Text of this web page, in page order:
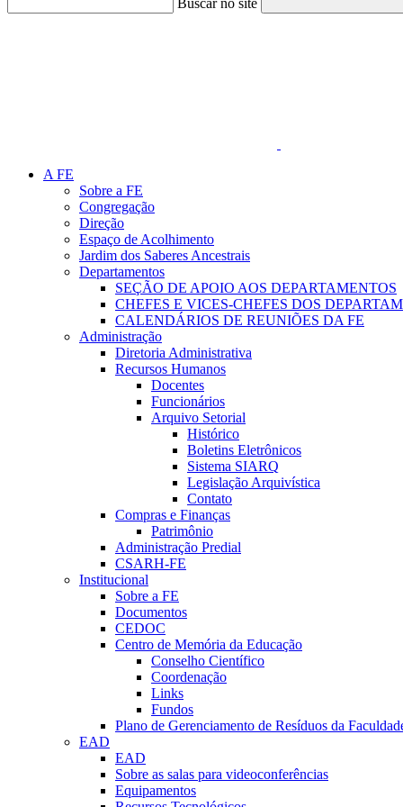
Buscar no site
A FE
Sobre a FE
Congregação
Direção
Espaço de Acolhimento
Jardim dos Saberes Ancestrais
Departamentos
SEÇÃO DE APOIO AOS DEPARTAMENTOS
CHEFES E VICES-CHEFES DOS
CALENDÁRIOS DE REUNIÕES DA FE
Administração
Diretoria Administrativa
Recursos Humanos
Docentes
Funcionários
Arquivo Setorial
Histórico
Boletins Eletrônicos
Sistema SIARQ
Legislação Arquivística
Contato
Compras e Finanças
Patrimônio
Administração Predial
CSARH-FE
Institucional
Sobre a FE
Documentos
CEDOC
Centro de Memória da Educação
Conselho Científico
Coordenação
Links
Fundos
Plano de Gerenciamento de Resíduos da
EAD
EAD
Sobre as salas para videoconferências
Equipamentos